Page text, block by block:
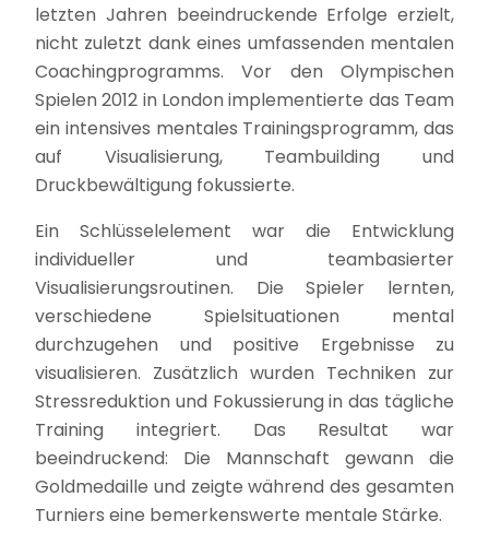
letzten Jahren beeindruckende Erfolge erzielt,
nicht zuletzt dank eines umfassenden mentalen
Coachingprogramms. Vor den Olympischen
Spielen 2012 in London implementierte das Team
ein intensives mentales Trainingsprogramm, das
auf Visualisierung, Teambuilding und
Druckbewältigung fokussierte.
Ein Schlüsselelement war die Entwicklung
individueller und teambasierter
Visualisierungsroutinen. Die Spieler lernten,
verschiedene Spielsituationen mental
durchzugehen und positive Ergebnisse zu
visualisieren. Zusätzlich wurden Techniken zur
Stressreduktion und Fokussierung in das tägliche
Training integriert. Das Resultat war
beeindruckend: Die Mannschaft gewann die
Goldmedaille und zeigte während des gesamten
Turniers eine bemerkenswerte mentale Stärke.